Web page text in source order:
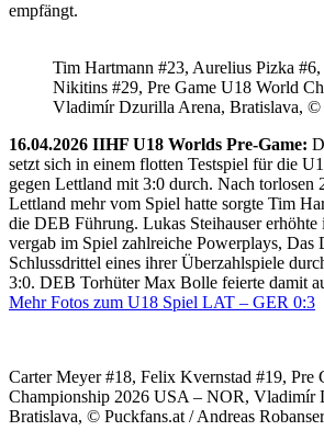
empfängt.
Tim Hartmann #23, Aurelius Pizka
Nikitins #29, Pre Game U18 World
Vladimír Dzurilla Arena, Bratislava, ©
16.04.2026 IIHF U18 Worlds Pre-Game:
setzt sich in einem flotten Testspiel für die
gegen Lettland mit 3:0 durch. Nach torlosen
Lettland mehr vom Spiel hatte sorgte Tim
die DEB Führung. Lukas Steihauser
vergab im Spiel zahlreiche Powerplays, Das
Schlussdrittel eines ihrer Überzahlspiele
3:0. DEB Torhüter Max Bolle feierte damit
Mehr Fotos zum U18 Spiel LAT – GER 0:3
Carter Meyer #18, Felix Kvernstad #19, Pre
Championship 2026 USA – NOR, Vladimír
Bratislava, © Puckfans.at / Andreas Robanser